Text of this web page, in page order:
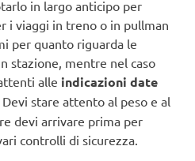
in largo anticipo per
i viaggi in treno o in pullman
per quanto riguarda le
stazione, mentre nel caso
alle indicazioni date
. Devi stare attento al peso e al
devi arrivare prima per
controlli di sicurezza.